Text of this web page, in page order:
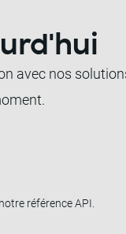
avec nos
référence API.